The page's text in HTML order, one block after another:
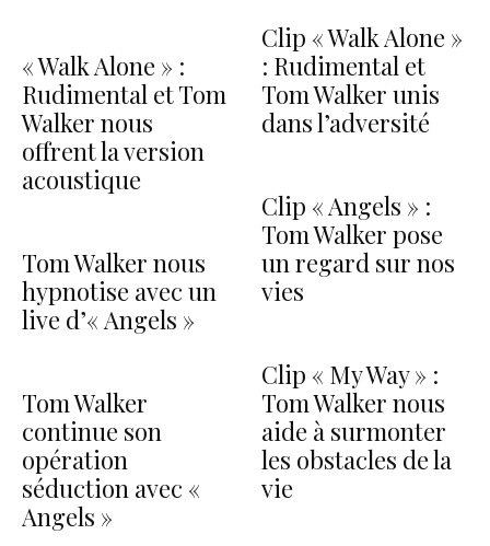
« Walk Alone » :
Rudimental et Tom
Walker nous
offrent la version
acoustique
Tom Walker nous
hypnotise avec un
live d’« Angels »
Tom Walker
continue son
opération
séduction avec «
Angels »
Clip « Walk Alone »
: Rudimental et
Tom Walker unis
dans l’adversité
Clip « Angels » :
Tom Walker pose
un regard sur nos
vies
Clip « My Way » :
Tom Walker nous
aide à surmonter
les obstacles de la
vie